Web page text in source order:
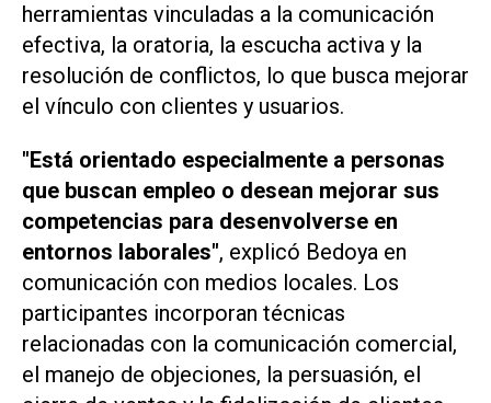
herramientas vinculadas a la comunicación
efectiva, la oratoria, la escucha activa y la
resolución de conflictos, lo que busca mejorar
el vínculo con clientes y usuarios.
"Está orientado especialmente a personas
que buscan empleo o desean mejorar sus
competencias para desenvolverse en
entornos laborales", explicó Bedoya en
comunicación con medios locales. Los
participantes incorporan técnicas
relacionadas con la comunicación comercial,
el manejo de objeciones, la persuasión, el